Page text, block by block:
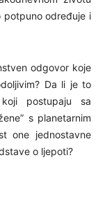
potpuno određuje i
odgovor koje
Da li je to
postupaju sa
s planetarnim
one jednostavne
o ljepoti?